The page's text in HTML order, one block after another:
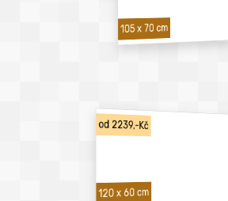
105 x 70 cm
od 2239,-Kč
120 x 60 cm